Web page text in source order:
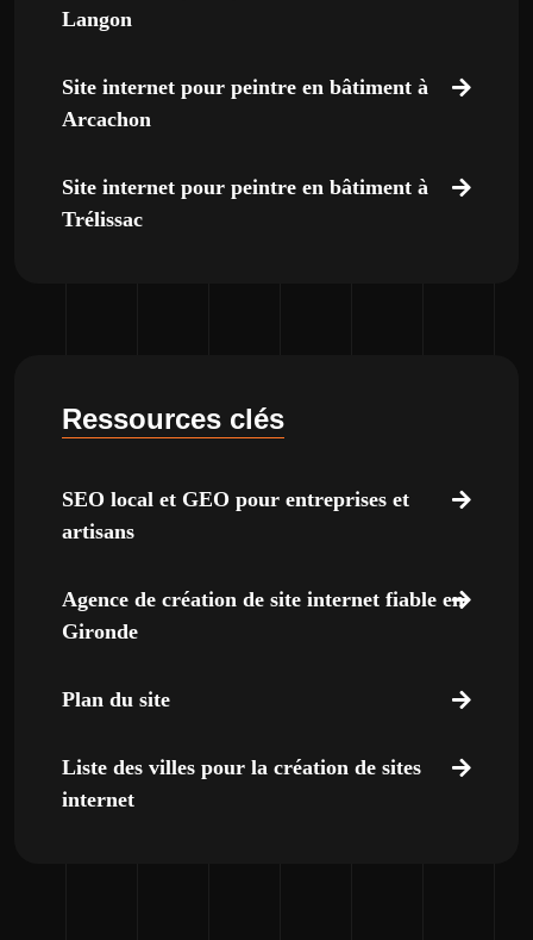
Langon
Site internet pour peintre en bâtiment à
Arcachon
Site internet pour peintre en bâtiment à
Trélissac
Ressources clés
SEO local et GEO pour entreprises et
artisans
Agence de création de site internet fiable en
Gironde
Plan du site
Liste des villes pour la création de sites
internet